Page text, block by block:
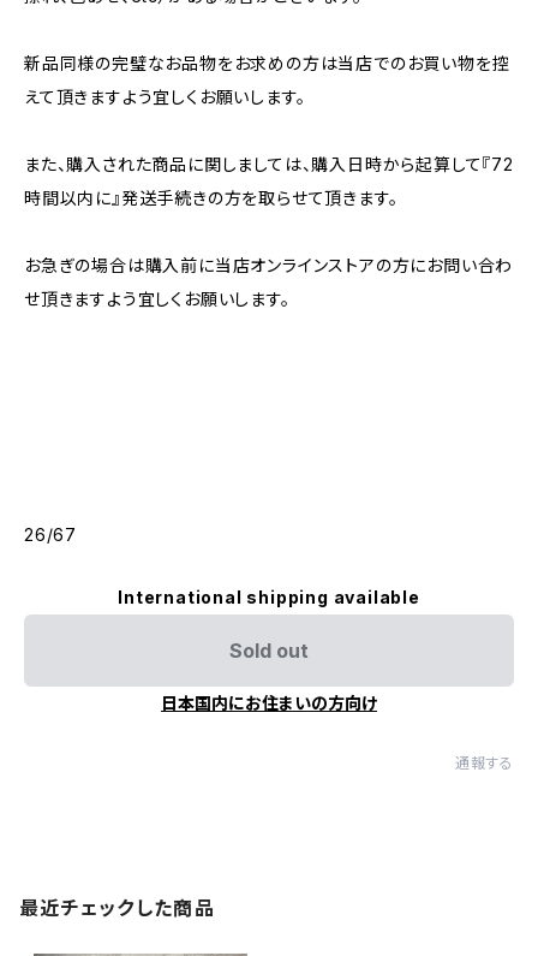
新品同様の完璧なお品物をお求めの方は当店でのお買い物を控
えて頂きますよう宜しくお願いします。
また、購入された商品に関しましては、購入日時から起算して『72
時間以内に』発送手続きの方を取らせて頂きます。
お急ぎの場合は購入前に当店オンラインストアの方にお問い合わ
せ頂きますよう宜しくお願いします。
26/67
International shipping available
Sold out
日本国内にお住まいの方向け
通報する
最近チェックした商品